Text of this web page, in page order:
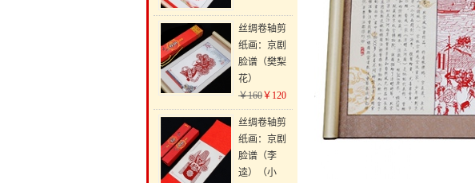
丝绸卷轴剪
纸画：京剧
脸谱（樊梨
花）
￥160￥120
丝绸卷轴剪
纸画：京剧
脸谱（李
逵）（小